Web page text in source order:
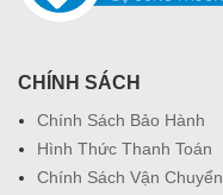
CHÍNH SÁCH
Chính Sách Bảo Hành
Hình Thức Thanh Toán
Chính Sách Vận Chuyển